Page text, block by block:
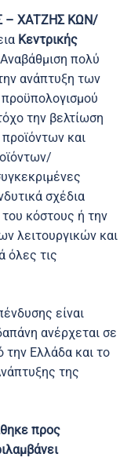
– ΧΑΤΖΗΣ ΚΩΝ/
Κεντρικής
πολύ
ανάπτυξη των
την βελτίωση
και
σχέδια
κόστους ή την
λειτουργικών και
όλες τις
είναι
ανέρχεται σε
την Ελλάδα και το
της
προς